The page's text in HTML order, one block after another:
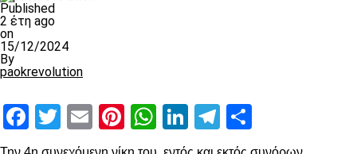
Published
2 έτη ago
on
15/12/2024
By
paokrevolution
Facebook
Twitter
EmailPinterest
WhatsApp
LinkedIn
Telegram